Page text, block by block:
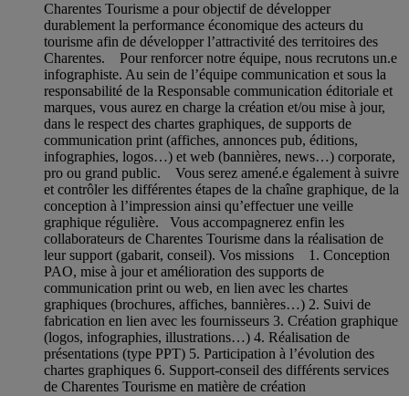
Charentes Tourisme a pour objectif de développer
durablement la performance économique des acteurs du
tourisme afin de développer l’attractivité des territoires des
Charentes. Pour renforcer notre équipe, nous recrutons un.e
infographiste. Au sein de l’équipe communication et sous la
responsabilité de la Responsable communication éditoriale et
marques, vous aurez en charge la création et/ou mise à jour,
dans le respect des chartes graphiques, de supports de
communication print (affiches, annonces pub, éditions,
infographies, logos…) et web (bannières, news…) corporate,
pro ou grand public. Vous serez amené.e également à suivre
et contrôler les différentes étapes de la chaîne graphique, de la
conception à l’impression ainsi qu’effectuer une veille
graphique régulière. Vous accompagnerez enfin les
collaborateurs de Charentes Tourisme dans la réalisation de
leur support (gabarit, conseil). Vos missions 1. Conception
PAO, mise à jour et amélioration des supports de
communication print ou web, en lien avec les chartes
graphiques (brochures, affiches, bannières…) 2. Suivi de
fabrication en lien avec les fournisseurs 3. Création graphique
(logos, infographies, illustrations…) 4. Réalisation de
présentations (type PPT) 5. Participation à l’évolution des
chartes graphiques 6. Support-conseil des différents services
de Charentes Tourisme en matière de création